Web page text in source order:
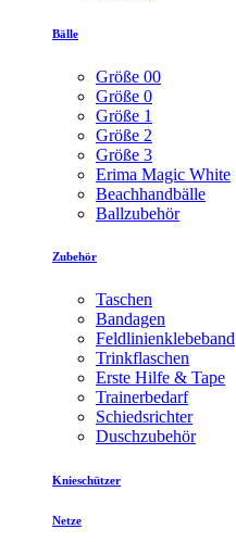
Bälle
Größe 00
Größe 0
Größe 1
Größe 2
Größe 3
Erima Magic White
Beachhandbälle
Ballzubehör
Zubehör
Taschen
Bandagen
Feldlinienklebeband
Trinkflaschen
Erste Hilfe & Tape
Trainerbedarf
Schiedsrichter
Duschzubehör
Knieschützer
Netze